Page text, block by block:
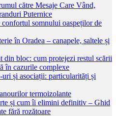
către Mesaje Care Vând,
Puternice
somnului oaspeților de
în Oradea – canapele, saltele și
din bloc: cum protejezi restul scării
în cazurile complexe
și asociații: particularități și
termoizolante
și cum îi elimini definitiv – Ghid
fără rozătoare